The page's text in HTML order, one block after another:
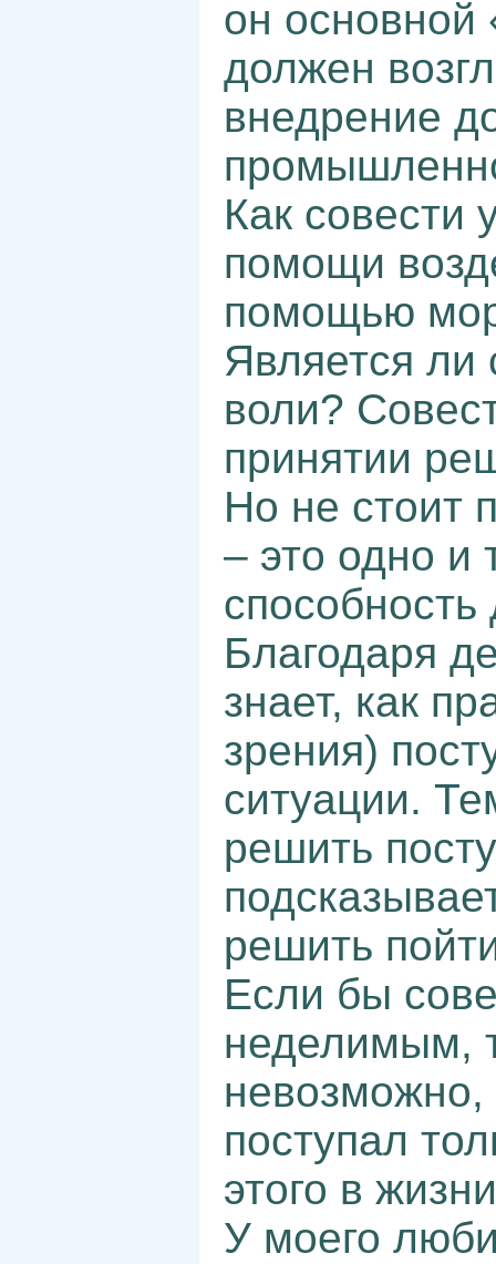
он основной
должен
внедрение
Как совести
помощи
помощью
Является ли
воли?
принятии
Но не стоит
– это одно и
Благодаря
знает, как
зрения)
ситуации.
решить
решить
Если бы
неделимым,
невозможно,
поступал
этого в
У моего